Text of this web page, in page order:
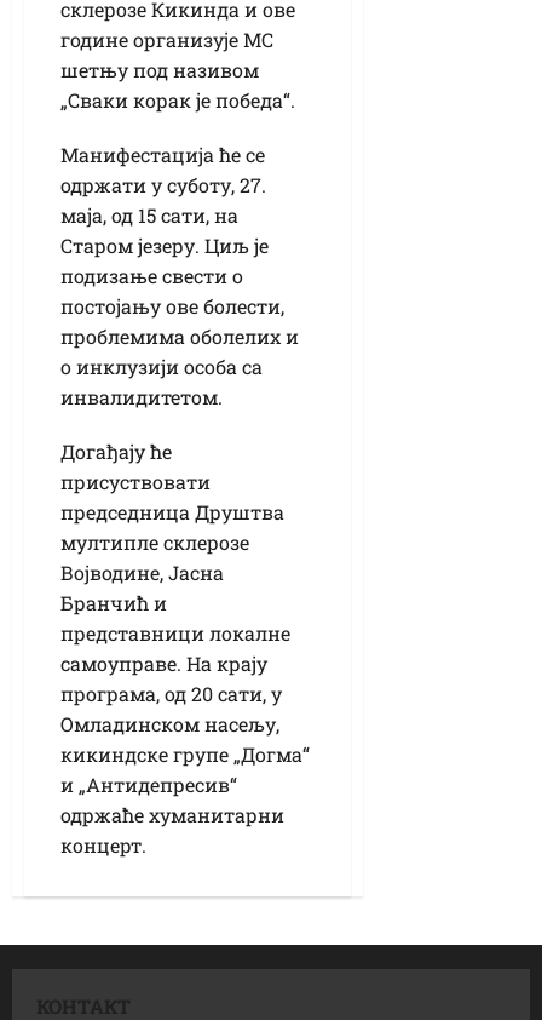
склерозе Кикинда и ове
године организује МС
шетњу под називом
„Сваки корак је победа“.
Манифестација ће се
одржати у суботу, 27.
маја, од 15 сати, на
Старом језеру. Циљ је
подизање свести о
постојању ове болести,
проблемима оболелих и
о инклузији особа са
инвалидитетом.
Догађају ће
присуствовати
председница Друштва
мултипле склерозе
Војводине, Јасна
Бранчић и
представници локалне
самоуправе. На крају
програма, од 20 сати, у
Омладинском насељу,
кикиндске групе „Догма“
и „Антидепресив“
одржаће хуманитарни
концерт.
КОНТАКТ